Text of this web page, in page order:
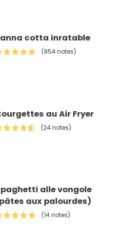
cotta inratable
(854 notes)
au Air Fryer
(24 notes)
alle vongole
aux palourdes)
(14 notes)